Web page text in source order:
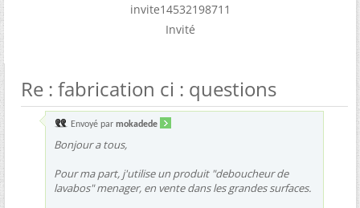
invite14532198711
Invité
Re : fabrication ci : questions
Envoyé par mokadede
Bonjour a tous,
Pour ma part, j'utilise un produit "deboucheur de
lavabos" menager, en vente dans les grandes surfaces.